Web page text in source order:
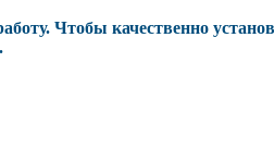
Чтобы качественно